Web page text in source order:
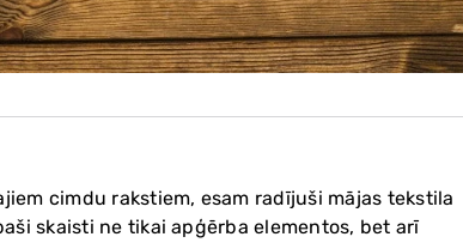
cimdu rakstiem, esam radījuši mājas tekstila
skaisti ne tikai apģērba elementos, bet arī